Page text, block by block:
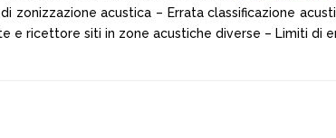
di zonizzazione acustica – Errata classificazione
e ricettore siti in zone acustiche diverse – Limiti